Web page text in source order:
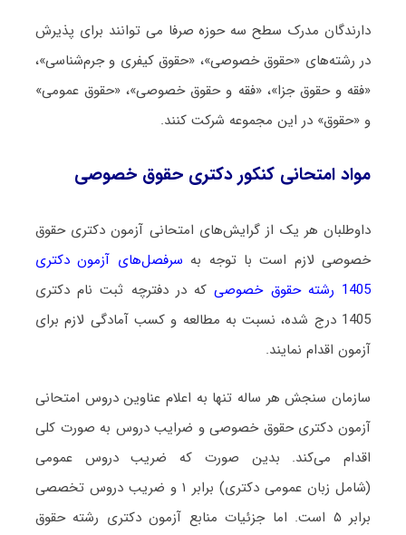
دارﻧﺪﮔﺎن ﻣﺪرک ﺳﻄﺢ ﺳﻪ ﺣﻮزه ﺻﺮﻓﺎ می ﺗﻮاﻧﻨﺪ ﺑﺮای ﭘﺬﻳﺮش
در رﺷﺘﻪﻫﺎی «ﺣﻘﻮق ﺧﺼﻮصی»، «ﺣﻘﻮق ﻛﻴﻔﺮی و ﺟﺮمﺷﻨﺎسی»،
«ﻓﻘﻪ و ﺣﻘﻮق ﺟﺰا»، «ﻓﻘﻪ و ﺣﻘﻮق ﺧﺼﻮصی»، «ﺣﻘﻮق ﻋﻤﻮمی»
و «ﺣﻘﻮق» در اﻳﻦ ﻣﺠﻤﻮﻋﻪ ﺷﺮﻛﺖ ﻛﻨﻨﺪ.
مواد امتحانی کنکور دکتری حقوق خصوصی
داوطلبان هر یک از گرایش‌های امتحانی آزمون دکتری حقوق
خصوصی لازم است با توجه به سرفصل‌های آزمون دکتری
1405 رشته حقوق خصوصی
که در دفترچه ثبت نام دکتری
1405 درج شده، نسبت به مطالعه و کسب آمادگی لازم برای
آزمون اقدام نمایند.
سازمان سنجش هر ساله تنها به اعلام عناوین دروس امتحانی
آزمون دکتری حقوق خصوصی و ضرایب دروس به صورت کلی
اقدام می‌کند. بدین صورت که ضریب دروس عمومی
(شامل زبان عمومی دکتری) برابر ۱ و ضریب دروس تخصصی
برابر ۵ است
. اما جزئیات منابع آزمون دکتری رشته حقوق